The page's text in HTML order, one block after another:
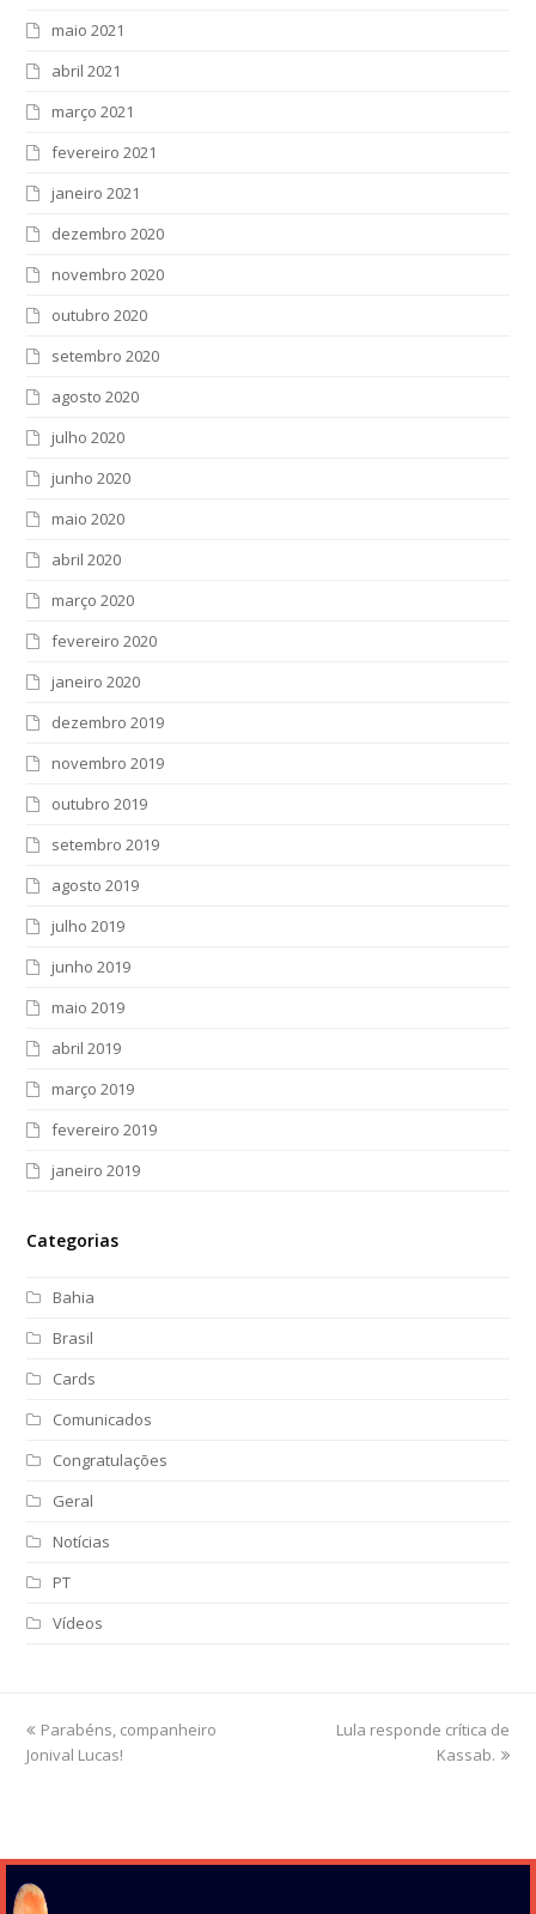
maio 2021
abril 2021
março 2021
fevereiro 2021
janeiro 2021
dezembro 2020
novembro 2020
outubro 2020
setembro 2020
agosto 2020
julho 2020
junho 2020
maio 2020
abril 2020
março 2020
fevereiro 2020
janeiro 2020
dezembro 2019
novembro 2019
outubro 2019
setembro 2019
agosto 2019
julho 2019
junho 2019
maio 2019
abril 2019
março 2019
fevereiro 2019
janeiro 2019
Categorias
Bahia
Brasil
Cards
Comunicados
Congratulações
Geral
Notícias
PT
Vídeos
previous
post:
Parabéns, companheiro
Jonival Lucas!
next
Lula responde crítica de
Kassab.